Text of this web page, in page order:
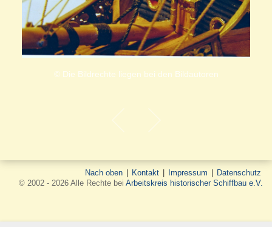
© Die Bildrechte liegen bei den Bildautoren
Nach oben Kontakt Impressum
Datenschutz
© 2002 - 2026 Alle Rechte bei Arbeitskreis historischer Schiffbau e.V.